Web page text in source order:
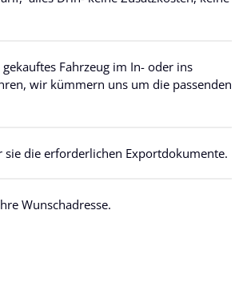
Fahrzeug im In- oder ins
wir kümmern uns um die passenden
sie die erforderlichen Exportdokumente.
Wunschadresse.